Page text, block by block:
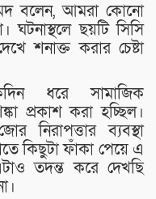
বলেন, আমরা কোনো
ঘটনাস্থলে ছয়টি সিসি
শনাক্ত করার চেষ্টা
ধরে সামাজিক
প্রকাশ করা হচ্ছিল।
নিরাপত্তার ব্যবস্থা
কিছুটা ফাঁকা পেয়ে এ
তদন্ত করে দেখছি